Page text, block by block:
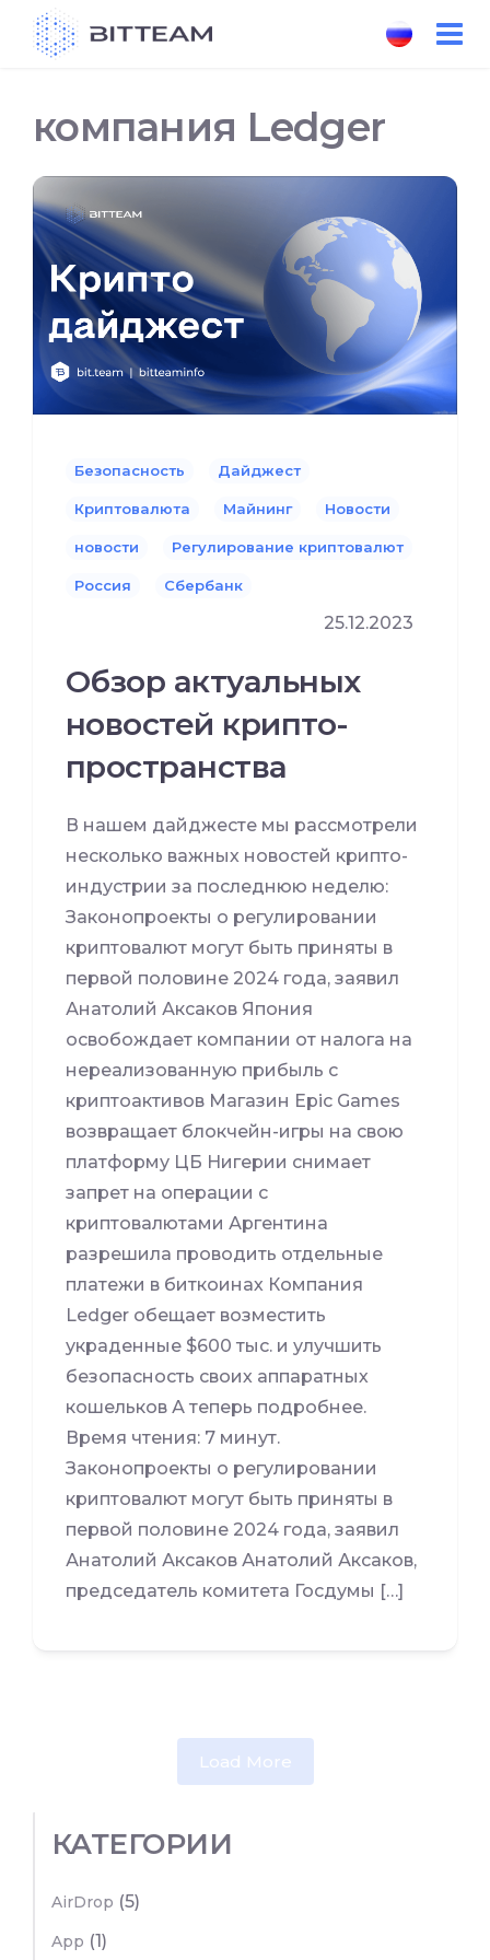
компания Ledger
Безопасность Дайджест
Криптовалюта Майнинг Новости
новости Регулирование криптовалют
Россия Сбербанк
25.12.2023
Обзор актуальных
новостей крипто-
пространства
В нашем дайджесте мы рассмотрели
несколько важных новостей крипто-
индустрии за последнюю неделю:
Законопроекты о регулировании
криптовалют могут быть приняты в
первой половине 2024 года, заявил
Анатолий Аксаков Япония
освобождает компании от налога на
нереализованную прибыль с
криптоактивов Магазин Epic Games
возвращает блокчейн-игры на свою
платформу ЦБ Нигерии снимает
запрет на операции с
криптовалютами Аргентина
разрешила проводить отдельные
платежи в биткоинах Компания
Ledger обещает возместить
украденные $600 тыс. и улучшить
безопасность своих аппаратных
кошельков А теперь подробнее.
Время чтения: 7 минут.
Законопроекты о регулировании
криптовалют могут быть приняты в
первой половине 2024 года, заявил
Анатолий Аксаков Анатолий Аксаков,
председатель комитета Госдумы […]
Load More
КАТЕГОРИИ
AirDrop (5)
App (1)